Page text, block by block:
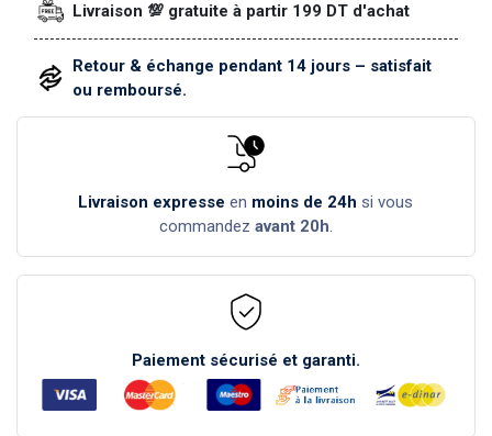
Livraison 💯 gratuite à partir 199 DT d'achat
Retour & échange pendant 14 jours – satisfait
ou remboursé.
Livraison expresse en moins de 24h si vous
commandez avant 20h.
Paiement sécurisé et garanti.